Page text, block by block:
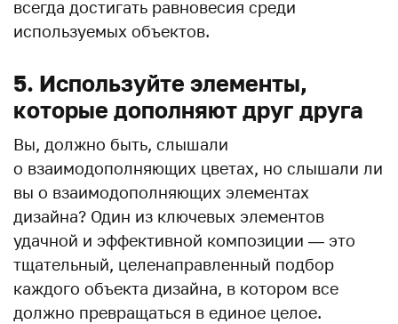
всегда достигать равновесия среди
используемых объектов.
5. Используйте элементы,
которые дополняют друг друга
Вы, должно быть, слышали
о взаимодополняющих цветах, но слышали ли
вы о взаимодополняющих элементах
дизайна? Один из ключевых элементов
удачной и эффективной композиции — это
тщательный, целенаправленный подбор
каждого объекта дизайна, в котором все
должно превращаться в единое целое.